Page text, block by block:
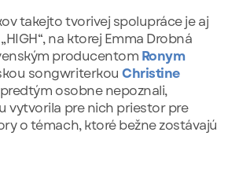
takejto tvorivej spolupráce je aj
na ktorej Emma Drobná
producentom Ronym
songwriterkouChristine
predtým osobne nepoznali,
vytvorila pre nich priestor pre
o témach, ktoré bežne zostávajú